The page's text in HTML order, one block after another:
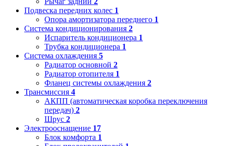
Подвеска передних колес 1
Опора амортизатора переднего 1
Система кондиционирования 2
Испаритель кондиционера 1
Трубка кондиционера 1
Система охлаждения 5
Радиатор основной 2
Радиатор отопителя 1
Фланец системы охлаждения 2
Трансмиссия 4
АКПП (автоматическая коробка переключения
передач) 2
Шрус 2
Электрооснащение 17
Блок комфорта 1